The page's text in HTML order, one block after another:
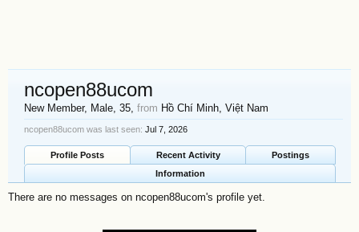
ncopen88ucom
New Member, Male, 35, from Hồ Chí Minh, Việt Nam
ncopen88ucom was last seen: Jul 7, 2026
Profile Posts Recent Activity
Postings
Information
There are no messages on ncopen88ucom's profile yet.